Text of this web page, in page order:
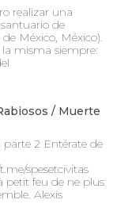
realizar una
de
México, México).
la misma siempre:
/ Muerte
parte 2 Entérate de
spesetcivitas
petit feu de ne plus
Alexis